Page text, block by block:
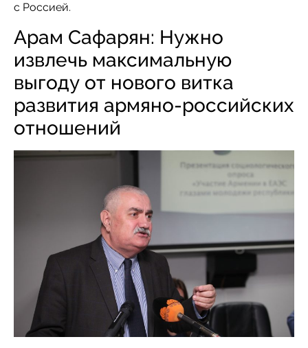
с Россией.
Арам Сафарян: Нужно
извлечь максимальную
выгоду от нового витка
развития армяно-российских
отношений